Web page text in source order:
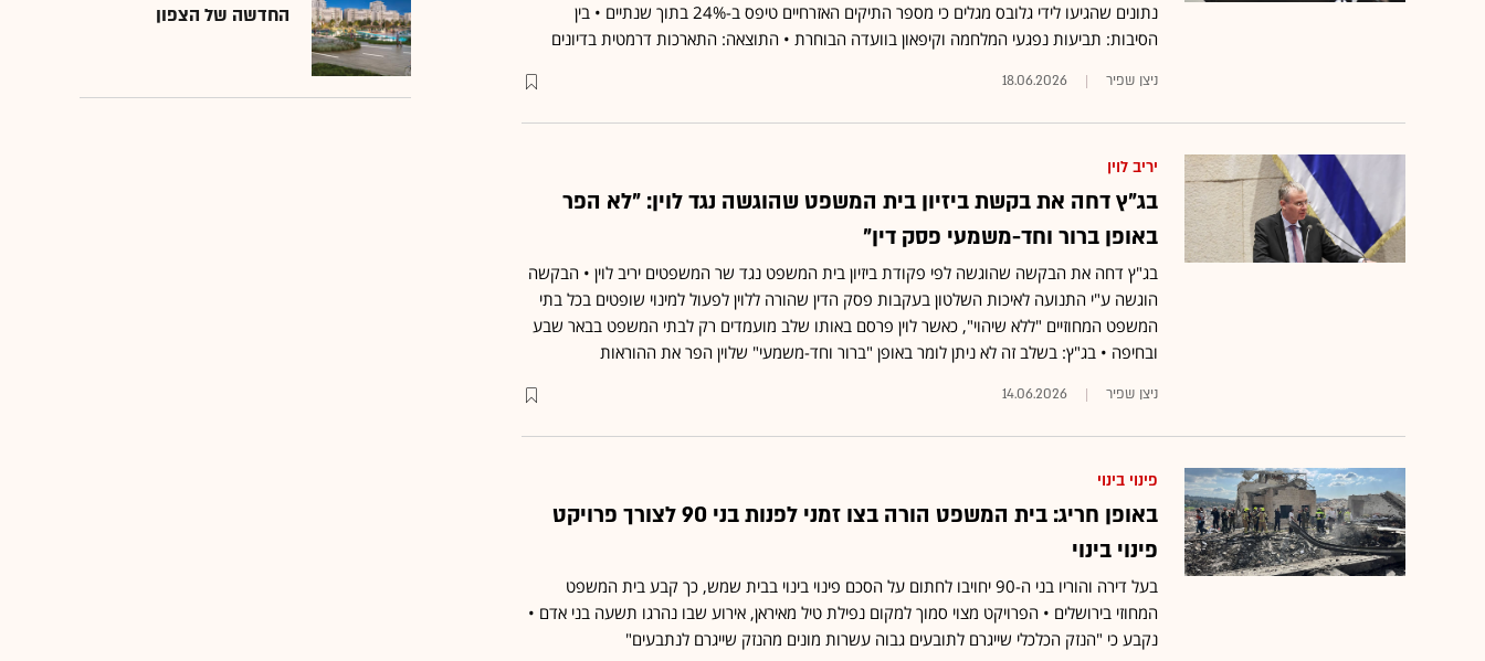
נתונים שהגיעו לידי גלובס מגלים כי מספר התיקים האזרחיים טיפס ב-24% בתוך שנתיים • בין
הסיבות: תביעות נפגעי המלחמה וקיפאון בוועדה הבוחרת • התוצאה: התארכות דרמטית בדיונים
ניצן שפיר 18.06.2026
יריב לוין
בג"ץ דחה את בקשת ביזיון בית המשפט שהוגשה נגד לוין: "לא הפר
באופן ברור וחד-משמעי פסק דין"
בג"ץ דחה את הבקשה שהוגשה לפי פקודת ביזיון בית המשפט נגד שר המשפטים יריב לוין • הבקשה
הוגשה ע"י התנועה לאיכות השלטון בעקבות פסק הדין שהורה ללוין לפעול למינוי שופטים בכל בתי
המשפט המחוזיים "ללא שיהוי", כאשר לוין פרסם באותו שלב מועמדים רק לבתי המשפט בבאר שבע
ובחיפה • בג"ץ: בשלב זה לא ניתן לומר באופן "ברור וחד-משמעי" שלוין הפר את ההוראות
ניצן שפיר 14.06.2026
פינוי בינוי
באופן חריג: בית המשפט הורה בצו זמני לפנות בני 90 לצורך פרויקט
פינוי בינוי
בעל דירה והוריו בני ה-90 יחויבו לחתום על הסכם פינוי בינוי בבית שמש, כך קבע בית המשפט
המחוזי בירושלים • הפרויקט מצוי סמוך למקום נפילת טיל מאיראן, אירוע שבו נהרגו תשעה בני אדם •
נקבע כי "הנזק הכלכלי שייגרם לתובעים גבוה עשרות מונים מהנזק שייגרם לנתבעים"
החדשה של הצפון